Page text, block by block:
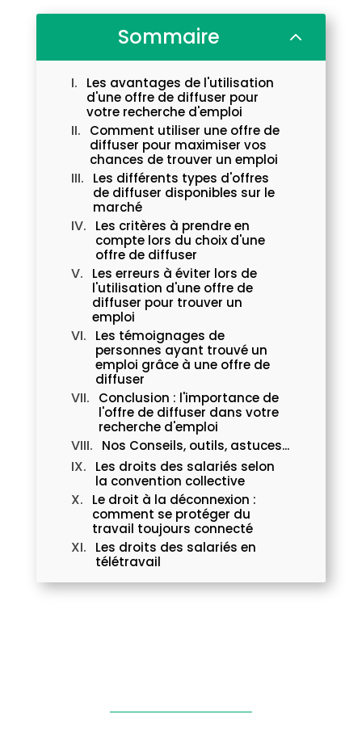
Sommaire 2
Les avantages de l'utilisation
d'une offre de diffuser pour
votre recherche d'emploi
Comment utiliser une offre de
diffuser pour maximiser vos
chances de trouver un emploi
Les différents types d'offres
de diffuser disponibles sur le
marché
Les critères à prendre en
compte lors du choix d'une
offre de diffuser
Les erreurs à éviter lors de
l'utilisation d'une offre de
diffuser pour trouver un
emploi
Les témoignages de
personnes ayant trouvé un
emploi grâce à une offre de
diffuser
Conclusion : l'importance de
l'offre de diffuser dans votre
recherche d'emploi
Nos Conseils, outils, astuces...
Les droits des salariés selon
la convention collective
Le droit à la déconnexion :
comment se protéger du
travail toujours connecté
Les droits des salariés en
télétravail